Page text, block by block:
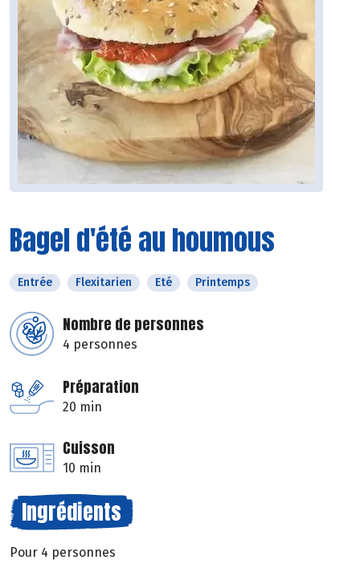
Bagel d'été au houmous
Entrée Flexitarien Eté Printemps
Nombre de personnes
4 personnes
Préparation
20 min
Cuisson
10 min
Ingrédients
Pour 4 personnes